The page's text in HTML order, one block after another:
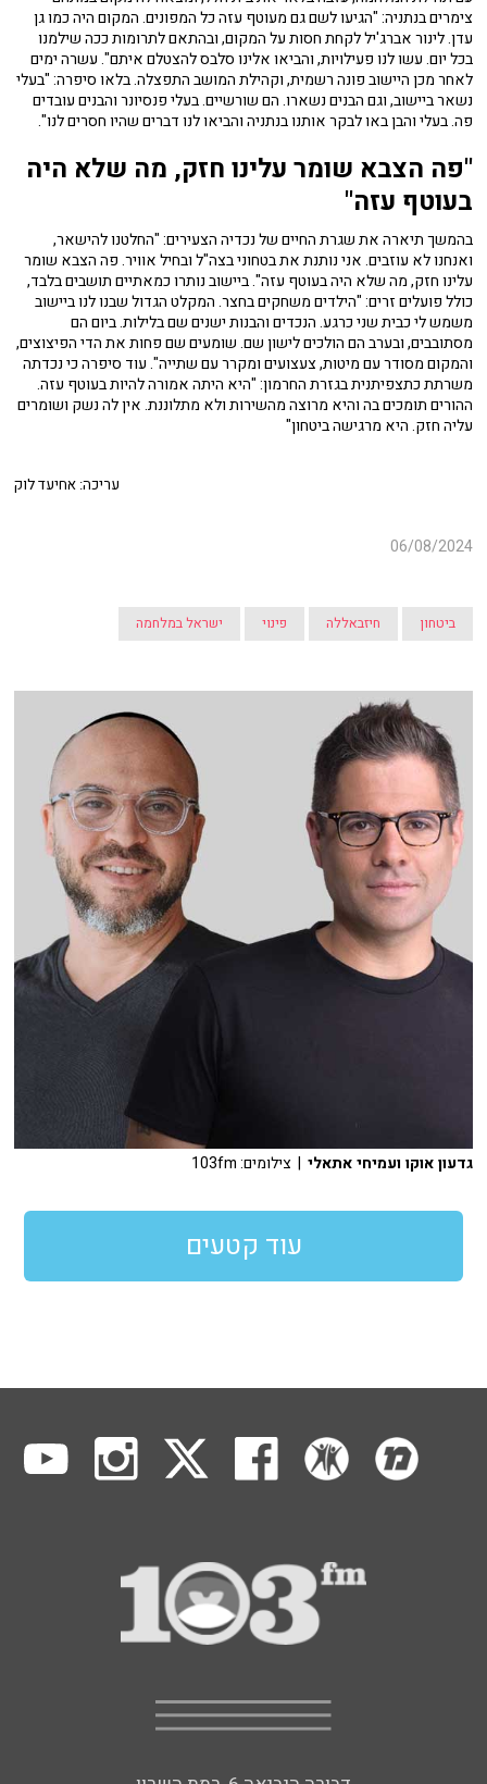
צימרים בנתניה: "הגיעו לשם גם מעוטף עזה כל המפונים. המקום היה כמו גן
עדן. לינור אברג'יל לקחת חסות על המקום, ובהתאם לתרומות ככה שילמנו
בכל יום. עשו לנו פעילויות, והביאו אלינו סלבס להצטלם איתם". עשרה ימים
לאחר מכן היישוב פונה רשמית, וקהילת המושב התפצלה. בלאו סיפרה: "בעלי
נשאר ביישוב, וגם הבנים נשארו. הם שורשיים. בעלי פנסיונר והבנים עובדים
פה. בעלי והבן באו לבקר אותנו בנתניה והביאו לנו דברים שהיו חסרים לנו".
"פה הצבא שומר עלינו חזק, מה שלא היה
בעוטף עזה"
בהמשך תיארה את שגרת החיים של נכדיה הצעירים: "החלטנו להישאר,
ואנחנו לא עוזבים. אני נותנת את בטחוני בצה"ל ובחיל אוויר. פה הצבא שומר
עלינו חזק, מה שלא היה בעוטף עזה". ביישוב נותרו כמאתיים תושבים בלבד,
כולל פועלים זרים: "הילדים משחקים בחצר. המקלט הגדול שבנו לנו ביישוב
משמש לי כבית שני כרגע. הנכדים והבנות ישנים שם בלילות. ביום הם
מסתובבים, ובערב הם הולכים לישון שם. שומעים שם פחות את הדי הפיצוצים,
והמקום מסודר עם מיטות, צעצועים ומקרר עם שתייה". עוד סיפרה כי נכדתה
משרתת כתצפיתנית בגזרת החרמון: "היא היתה אמורה להיות בעוטף עזה.
ההורים תומכים בה והיא מרוצה מהשירות ולא מתלוננת. אין לה נשק ושומרים
עליה חזק. היא מרגישה ביטחון"
עריכה: אחיעד לוק
06/08/2024
ביטחון חיזבאללה פינוי ישראל במלחמה
גדעון אוקו ועמיחי אתאלי | צילומים: 103fm
עוד קטעים